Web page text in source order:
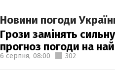
Новини погоди
Грози замінять
прогноз погоди на
6 серпня, 08:00 302